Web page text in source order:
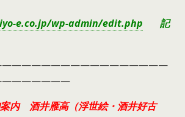
e.co.jp/wp-admin/edit.php 記
内 酒井雁高（浮世絵・酒井好古